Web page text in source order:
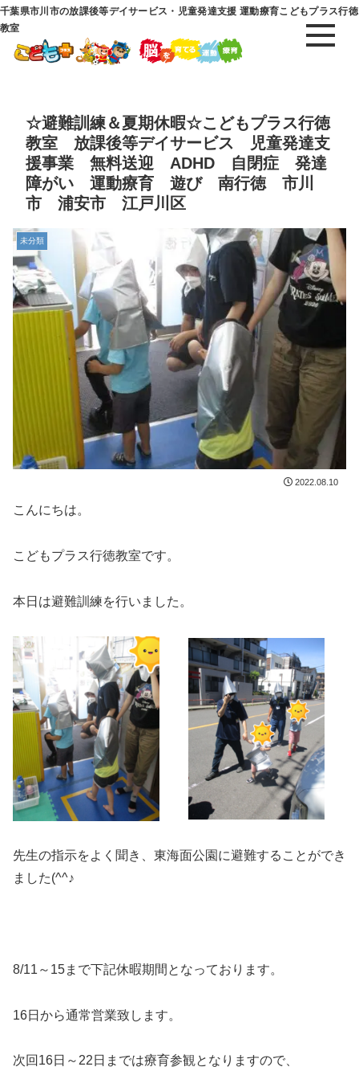
千葉県市川市の放課後等デイサービス・児童発達支援 運動療育こどもプラス行徳
教室
☆避難訓練＆夏期休暇☆こどもプラス行徳
教室 放課後等デイサービス 児童発達支
援事業 無料送迎 ADHD 自閉症 発達
障がい 運動療育 遊び 南行徳 市川
市 浦安市 江戸川区
未分類
2022.08.10
こんにちは。
こどもプラス行徳教室です。
本日は避難訓練を行いました。
先生の指示をよく聞き、東海面公園に避難することができ
ました(^^♪
8/11～15まで下記休暇期間となっております。
16日から通常営業致します。
次回16日～22日までは療育参観となりますので、